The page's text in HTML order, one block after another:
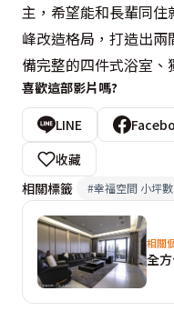
主，希望能和長輩同
峰改造格局，打造出
備完整的四件式浴室、
喜歡這部影片嗎?
LINE
收藏
相關標籤
#幸福空間 小坪數
相關
全